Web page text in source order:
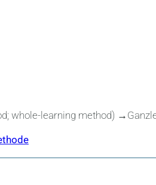
whole-learning method)